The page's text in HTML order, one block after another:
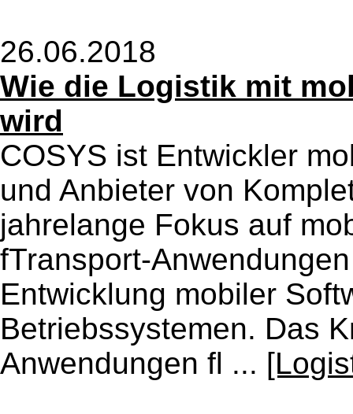
26.06.2018
Wie die Logistik mit
wird
COSYS ist Entwickler
und Anbieter von
jahrelange Fokus auf
fTransport-
Entwicklung mobiler
Betriebssystemen. Das
Anwendungen fl ...